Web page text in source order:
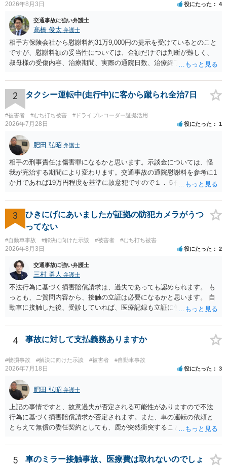
2026年8月3日 役にたった 4
交通事故に強い弁護士
髙橋 俊太 弁護士
相手方保険会社から慰謝料約31万9,000円の提示を受けているとのこと
ですが、慰謝料額の妥当性については、金額だけでは判断が難しく、
叔母様の受傷内容、治療期間、実際の通院日数、治療終了の経緯、後
確認する必要があります。保険会社から提示される慰謝料額について
は、弁護士が介入することにより増額を検討できる場合がありますの
で、以下の資料・情報を準備した上で、弁護士に個別に相談すること
をお勧めいたします。 ・相手方保険会社から届いている示談金額の提
示書類 ・叔母様の診断名、けがの内容 ・治療開始日及び治療終了日
・入院の有無、通院回数 ・現在も症状が残っているか ・叔母様ご本人
やご家族等が加入している保険に、今回の事故で利用できる弁護士費
用特約が付帯しているか なお、被害者は叔母様ご本人となりますの
で、弁護士が受任する場合には、叔母様ご本人の依頼意思等を確認す
る必要があります。日本語での十分な意思疎通が難しいとのことです
ので、そのあたりのご事情も踏まえて、依頼意思の確認方法等を検討
2 タクシー運転中(走行中)に客から蹴られ全治7日
#被害者 #むち打ち被害 #ドライブレコーダー証拠活用
2026年7月28日 役にたった 1
肥田 弘昭 弁護士
相手の刑事責任は傷害罪になるかと思います。示談金については、怪
我が完治する期間により変わります。交通事故の通院慰謝料を参考に1
か月であれば19万円程度を基準に故意犯ですので１．５倍か2倍程度す
上がるかと思います。ご参考にしてください。
3
ひきにげにあいましたが証拠の防犯カメラがうつ
ってない
#自動車事故 #解決に向けた示談 #被害者 #むち打ち被害
2026年8月3日 役にたった 2
交通事故に強い弁護士
三村 勇人 弁護士
不法行為に基づく損害賠償請求は、過失であっても認められます。 も
っとも、ご質問内容から、接触の立証は必要になるかと思います。 自
動車に接触した後、受診していれば、医療記録も立証に使えるかと思
士にご相談ください。
4 事故に対して支払義務ありますか
#物損事故 #解決に向けた示談 #被害者 #自動車事故
2026年7月18日 役にたった 3
肥田 弘昭 弁護士
上記の事情ですと、故意過失が否定される可能性がありますので不法
行為に基づく損害賠償請求が否定されます。また、車の運転の依頼と
とらえて無償の委任契約としても、鹿が突然衝突することは予見がで
償請求も成立しない可能性があります。以上の理由から支払義務は否
定される可能性が高いです。ご参考にしてください。
5
車のミラー接触事故、医療費は取れないのでしょ